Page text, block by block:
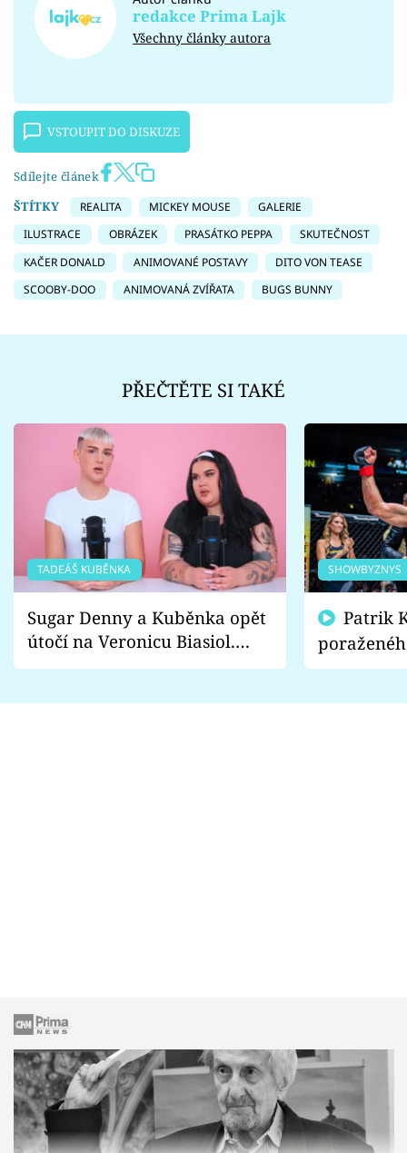
redakce Prima Lajk
Všechny články autora
VSTOUPIT DO DISKUZE
Sdílejte článek
ŠTÍTKY
REALITA MICKEY MOUSE
GALERIE
ILUSTRACE
OBRÁZEK PRASÁTKO PEPPA
SKUTEČNOST
KAČER DONALD
ANIMOVANÉ POSTAVY
DITO VON TEASE
SCOOBY-DOO
ANIMOVANÁ ZVÍŘATA BUGS BUNNY
PŘEČTĚTE SI TAKÉ
TADEÁŠ KUBĚNKA
Sugar Denny a Kuběnka opět
útočí na Veronicu Biasiol.
Proč je podle nich falešná a
SHOWBYZNYS
fanoušci